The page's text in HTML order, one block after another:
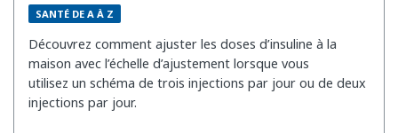
SANTÉ DE A À Z
Découvrez comment ajuster les doses d’insuline à la
maison avec l’échelle d’ajustement lorsque vous
utilisez un schéma de trois injections par jour ou de deux
injections par jour.